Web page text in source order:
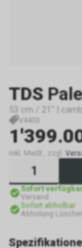
TDS
53 cm / 21" |
V4403
inkl. MwSt., zzgl.
Sofort
Versand
Sofort abholbar
Abholung